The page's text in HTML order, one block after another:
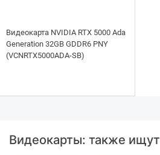
Видеокарта NVIDIA RTX 5000 Ada
Generation 32GB GDDR6 PNY
(VCNRTX5000ADA-SB)
Видеокарты: также ищут